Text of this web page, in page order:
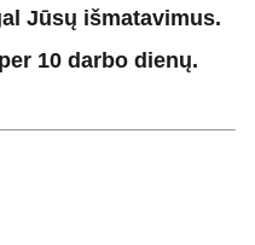
Jūsų išmatavimus.
10 darbo dienų.